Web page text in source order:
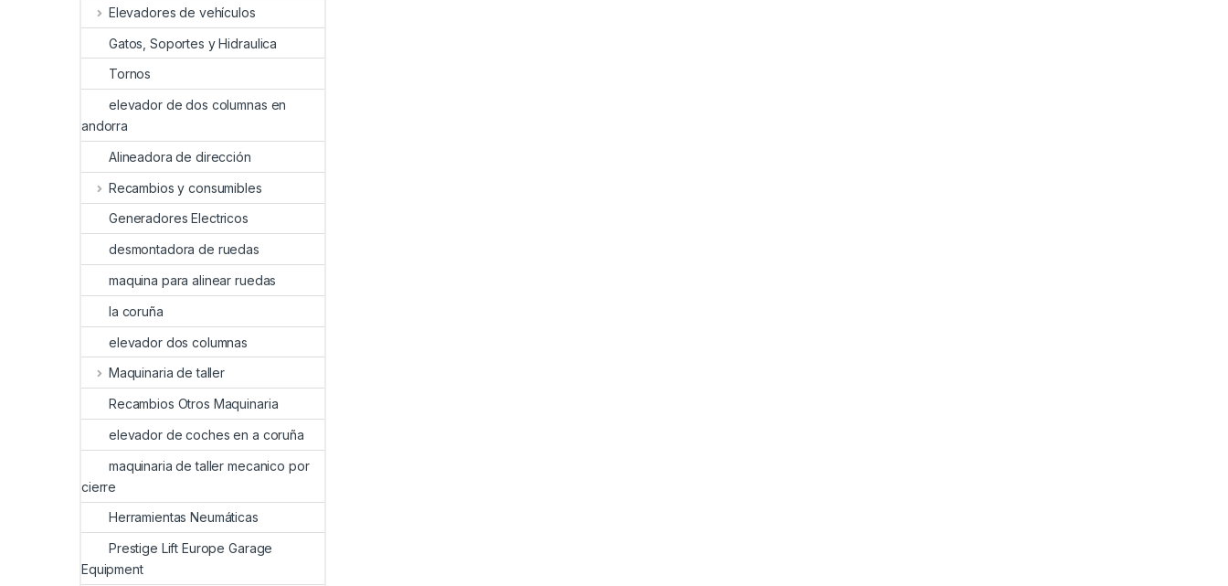
Elevadores de vehículos
Gatos, Soportes y Hidraulica
Tornos
elevador de dos columnas en
andorra
Alineadora de dirección
Recambios y consumibles
Generadores Electricos
desmontadora de ruedas
maquina para alinear ruedas
la coruña
elevador dos columnas
Maquinaria de taller
Recambios Otros Maquinaria
elevador de coches en a coruña
maquinaria de taller mecanico por
cierre
Herramientas Neumáticas
Prestige Lift Europe Garage
Equipment